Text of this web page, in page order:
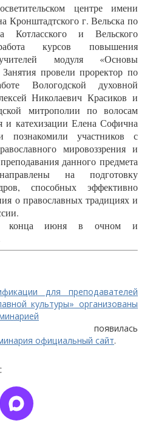
центре имени
Кронштадтского г. Вельска по
Котласского и Вельского
курсов повышения
модуля «Основы
провели проректор по
Вологодской духовной
Николаевич Красиков и
митрополии по волосам
и катехизации Елена Софична
познакомили участников с
мировоззрения и
данного предмета
на подготовку
способных эффективно
о православных традициях и
конца июня в очном и
для преподавателей
культуры» организованы
официальный сайт.